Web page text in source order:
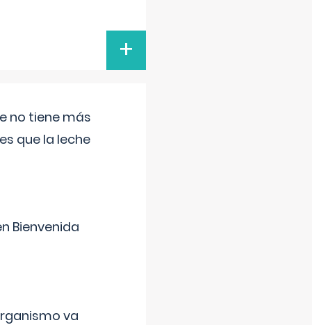
+
no tiene más
que la leche
Bienvenida
va